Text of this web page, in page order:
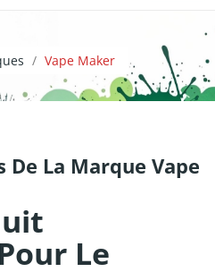
Vape Maker
La Marque Vape
Le